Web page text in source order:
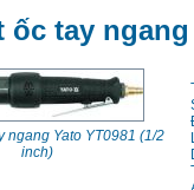
ốc tay
ngang Yato YT0981 (1/2
inch)